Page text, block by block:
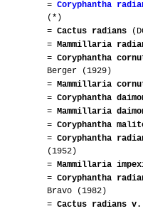
01-2017
08-2017 Aikea
08-2016 Raffaele77
08-2016 Luca
07-2016 Aikea
08-2015 Lakota
08-2015 Lakota
= Coryphantha
(*)
= Cactus radians
= Mammillaria
= Coryphantha
Berger (1929)
= Mammillaria
= Coryphantha
= Mammillaria
= Coryphantha
= Coryphantha
(1952)
= Mammillaria
= Coryphantha
Bravo (1982)
= Cactus radians